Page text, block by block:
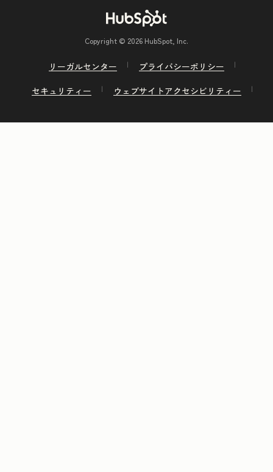
Copyright © 2026 HubSpot, Inc.
リーガルセンター
プライバシーポリシー
セキュリティー
ウェブサイトアクセシビリティー